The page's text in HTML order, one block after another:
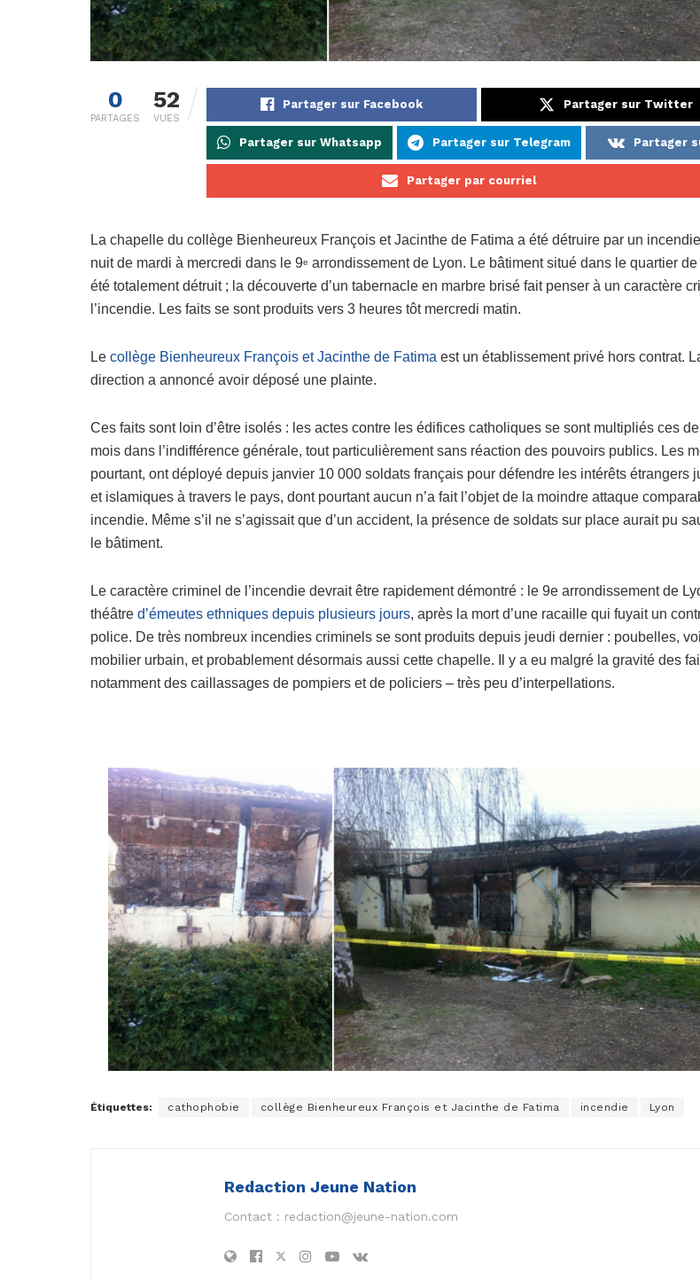
0
PARTAGES
52
VUES
Partager sur Facebook Partager sur Twitter
Partager sur Whatsapp Partager sur Telegram Partager
Partager par courriel
La chapelle du collège Bienheureux François et Jacinthe de Fatima a été détruire par un
nuit de mardi à mercredi dans le 9e arrondissement de Lyon. Le bâtiment situé dans le quartier de
été totalement détruit ; la découverte d’un tabernacle en marbre brisé fait penser à un caractère
l’incendie. Les faits se sont produits vers 3 heures tôt mercredi matin.
Le collège Bienheureux François et Jacinthe de Fatima est un établissement privé hors contrat.
direction a annoncé avoir déposé une plainte.
Ces faits sont loin d’être isolés : les actes contre les édifices catholiques se sont multipliés ces
mois dans l’indifférence générale, tout particulièrement sans réaction des pouvoirs publics. Les
pourtant, ont déployé depuis janvier 10 000 soldats français pour défendre les intérêts étrangers
et islamiques à travers le pays, dont pourtant aucun n’a fait l’objet de la moindre attaque
incendie. Même s’il ne s’agissait que d’un accident, la présence de soldats sur place aurait pu
le bâtiment.
Le caractère criminel de l’incendie devrait être rapidement démontré : le 9e arrondissement de
théâtre d’émeutes ethniques depuis plusieurs jours, après la mort d’une racaille qui fuyait un
police. De très nombreux incendies criminels se sont produits depuis jeudi dernier : poubelles,
mobilier urbain, et probablement désormais aussi cette chapelle. Il y a eu malgré la gravité des
notamment des caillassages de pompiers et de policiers – très peu d’interpellations.
Étiquettes: cathophobie collège Bienheureux François et Jacinthe de Fatima incendie Lyon
Redaction Jeune Nation
Contact : redaction@jeune-nation.com